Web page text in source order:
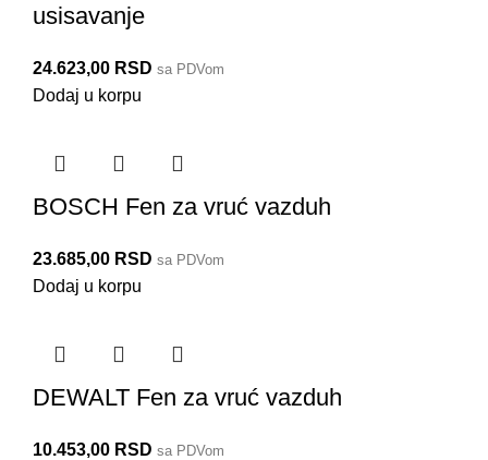
usisavanje
24.623,00 RSD sa PDVom
Dodaj u korpu
BOSCH Fen za vruć vazduh
23.685,00 RSD sa PDVom
Dodaj u korpu
DEWALT Fen za vruć vazduh
10.453,00 RSD sa PDVom